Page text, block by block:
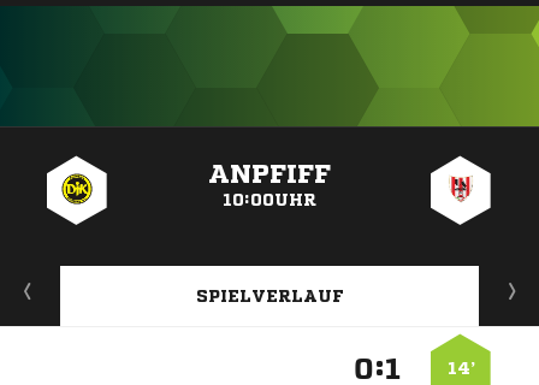
ANPFIFF
10:00UHR
SPIELVERLAUF
14’
: